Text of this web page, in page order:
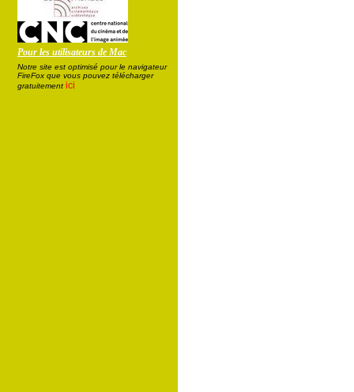
Pour les utilisateurs de Mac
Notre site est optimisé pour le navigateur
FireFox que vous pouvez télécharger
gratuitement ici